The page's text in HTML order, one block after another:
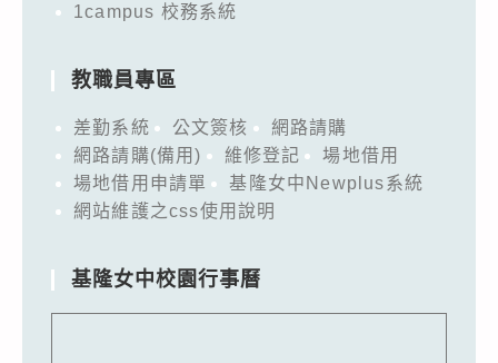
1campus 校務系統
教職員專區
差勤系統 公文簽核
網路請購
網路請購(備用)
維修登記
場地借用
場地借用申請單
基隆女中Newplus系統
網站維護之css使用說明
基隆女中校園行事曆